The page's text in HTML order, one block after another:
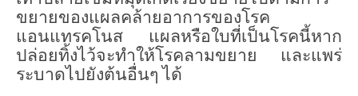
ขยายของแผลคล้ายอาการของโรค
แอนแทรคโนส แผลหรือใบที่เป็นโรคนี้หาก
ปล่อยทิ้งไว้จะทำให้โรคลามขยาย และแพร่
ระบาดไปยังต้นอื่นๆ ได้